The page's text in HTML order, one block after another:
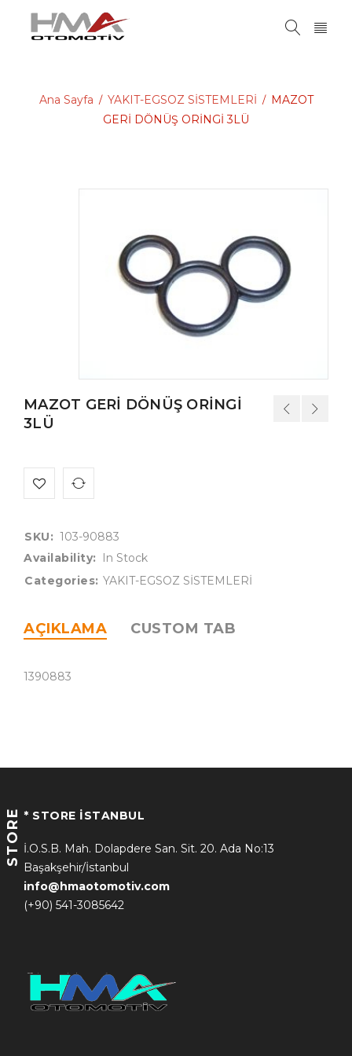
Ana Sayfa / YAKIT-EGSOZ SİSTEMLERİ / MAZOT
GERİ DÖNÜŞ ORİNGİ 3LÜ
MAZOT GERİ DÖNÜŞ ORİNGİ
3LÜ
SKU: 103-90883
Availability:
In Stock
Categories: YAKIT-EGSOZ SİSTEMLERİ
AÇIKLAMA CUSTOM TAB
1390883
STORE * STORE İSTANBUL
İ.O.S.B. Mah. Dolapdere San. Sit. 20. Ada No:13
Başakşehir/İstanbul
info@hmaotomotiv.com
(+90) 541-3085642